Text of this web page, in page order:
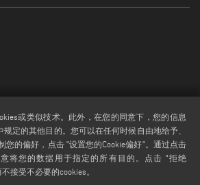
或类似技术。此外，在您的同意下，您的信息
规定的其他目的。您可以在任何时候自由地给予、
您的偏好，点击 "设置您的Cookie偏好"。通过点击
将您的数据用于指定的所有目的。点击 "拒绝
接受不必要的cookies。